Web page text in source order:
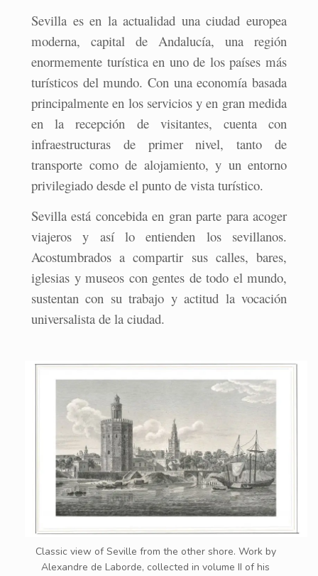
Sevilla es en la actualidad una ciudad europea
moderna, capital de Andalucía, una región
enormemente turística en uno de los países más
turísticos del mundo. Con una economía basada
principalmente en los servicios y en gran medida
en la recepción de visitantes, cuenta con
infraestructuras de primer nivel, tanto de
transporte como de alojamiento, y un entorno
privilegiado desde el punto de vista turístico.
Sevilla está concebida en gran parte para acoger
viajeros y así lo entienden los sevillanos.
Acostumbrados a compartir sus calles, bares,
iglesias y museos con gentes de todo el mundo,
sustentan con su trabajo y actitud la vocación
universalista de la ciudad.
Classic view of Seville from the other shore. Work by
Alexandre de Laborde, collected in volume II of his